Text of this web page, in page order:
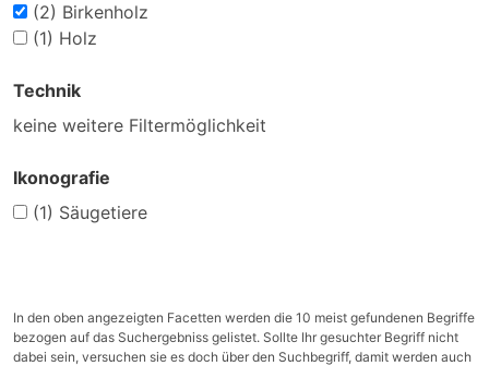
(2) Birkenholz
(1) Holz
Technik
keine weitere Filtermöglichkeit
Ikonografie
(1) Säugetiere
In den oben angezeigten Facetten werden die 10 meist gefundenen Begriffe
bezogen auf das Suchergebniss gelistet. Sollte Ihr gesuchter Begriff nicht
dabei sein, versuchen sie es doch über den Suchbegriff, damit werden auch